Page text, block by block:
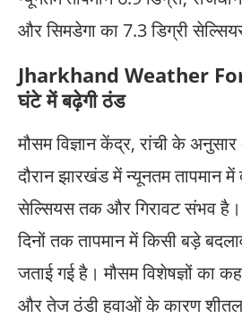
और सिमडेगा का 7.3 डिग्री
Jharkhand Weather
घंटे में बढ़ेगी ठंड
मौसम विज्ञान केंद्र, रांची के
दौरान झारखंड में न्यूनतम तापमान में
सेल्सियस तक और गिरावट संभव
दिनों तक तापमान में किसी बड़े
जताई गई है। मौसम विशेषज्ञों का
और तेज ठंडी हवाओं के कारण